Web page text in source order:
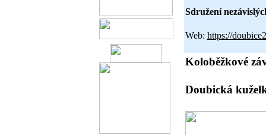
Sdružení
Web: https://
Koloběžkové
Doubická